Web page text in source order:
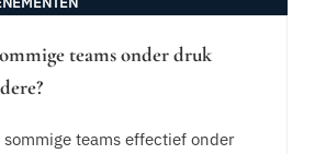
teams onder druk
teams effectief onder